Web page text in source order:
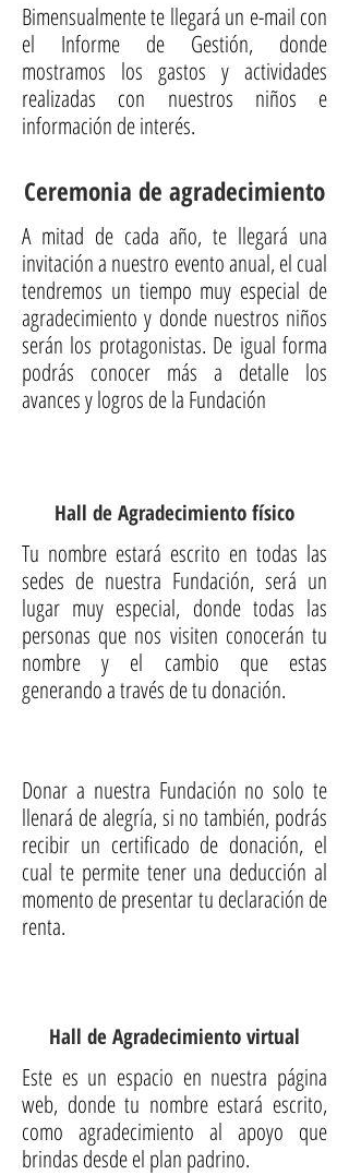
Bimensualmente te llegará un e-mail con
el Informe de Gestión, donde
mostramos los gastos y actividades
realizadas con nuestros niños e
información de interés.
Ceremonia de agradecimiento
A mitad de cada año, te llegará una
invitación a nuestro evento anual, el cual
tendremos un tiempo muy especial de
agradecimiento y donde nuestros niños
serán los protagonistas. De igual forma
podrás conocer más a detalle los
avances y logros de la Fundación
Hall de Agradecimiento físico
Tu nombre estará escrito en todas las
sedes de nuestra Fundación, será un
lugar muy especial, donde todas las
personas que nos visiten conocerán tu
nombre y el cambio que estas
generando a través de tu donación.
Donar a nuestra Fundación no solo te
llenará de alegría, si no también, podrás
recibir un certificado de donación, el
cual te permite tener una deducción al
momento de presentar tu declaración de
renta.
Hall de Agradecimiento virtual
Este es un espacio en nuestra página
web, donde tu nombre estará escrito,
como agradecimiento al apoyo que
brindas desde el plan padrino.